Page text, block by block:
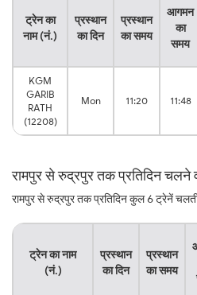
ट्रेन का
नाम (नं.)
प्रस्थान
का दिन
प्रस्थान
का समय
आगमन
का
समय
KGM
GARIB
RATH
(12208)
Mon 11:20 11:48
रामपुर से रुद्रपुर तक प्रतिदिन चलने
रामपुर से रुद्रपुर तक प्रतिदिन कुल 6 ट्रेनें
ट्रेन का नाम
(नं.)
प्रस्थान
का दिन
प्रस्थान
का समय